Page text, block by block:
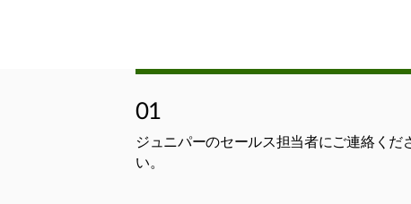
01
ジュニパーのセールス担当者にご連絡くだ
い。